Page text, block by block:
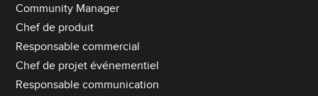
Community Manager
Chef de produit
Responsable commercial
Chef de projet événementiel
Responsable communication